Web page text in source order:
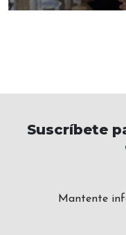
Suscríbete
Mantente